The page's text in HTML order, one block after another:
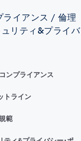
ライアンス / 倫理
リティ&プライバ
ンプライアンス
トライン
範